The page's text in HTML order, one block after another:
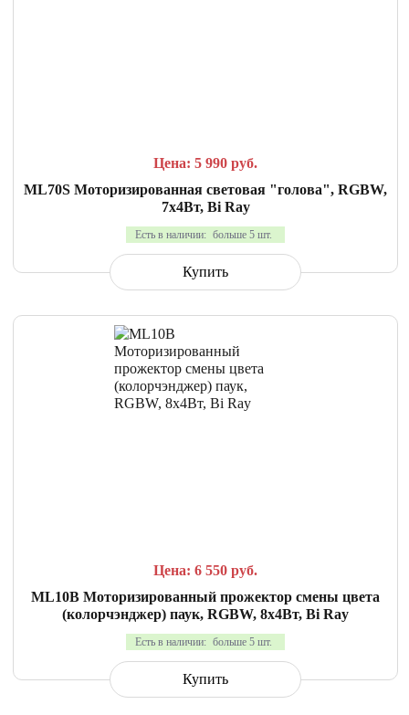
Цена: 5 990 руб.
ML70S Моторизированная световая "голова", RGBW,
7х4Вт, Bi Ray
Есть в наличии: больше 5 шт.
Купить
Цена: 6 550 руб.
ML10B Моторизированный прожектор смены цвета
(колорчэнджер) паук, RGBW, 8х4Вт, Bi Ray
Есть в наличии: больше 5 шт.
Купить